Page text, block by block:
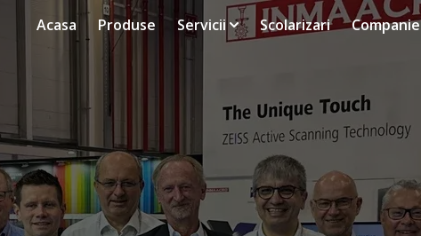
Acasa Produse Servicii Scolarizari Companie